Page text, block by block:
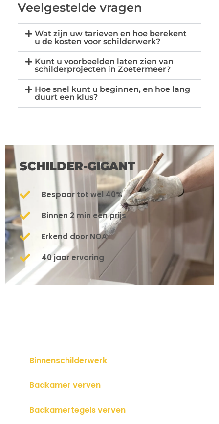
Veelgestelde vragen
Wat zijn uw tarieven en hoe berekent
u de kosten voor schilderwerk?
Kunt u voorbeelden laten zien van
schilderprojecten in Zoetermeer?
Hoe snel kunt u beginnen, en hoe lang
duurt een klus?
SCHILDER-GIGANT
Bespaar tot wel 40%
Binnen 2 min een prijs
Erkend door NOA
40 jaar ervaring
Binnenschilderwerk
Badkamer verven
Badkamertegels verven